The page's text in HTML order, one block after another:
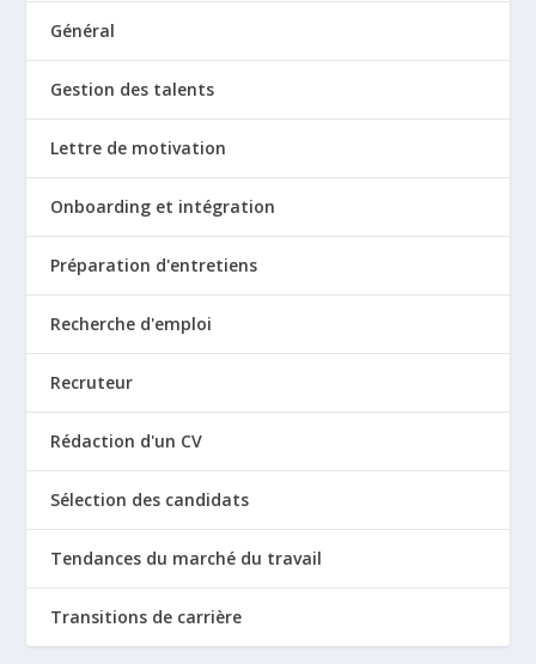
Général
Gestion des talents
Lettre de motivation
Onboarding et intégration
Préparation d'entretiens
Recherche d'emploi
Recruteur
Rédaction d'un CV
Sélection des candidats
Tendances du marché du travail
Transitions de carrière